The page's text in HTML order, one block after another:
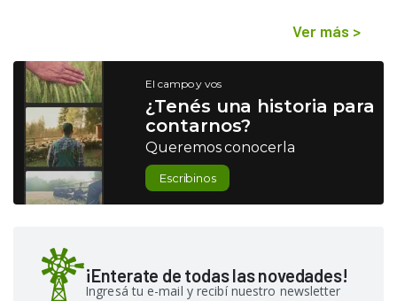
Ver más >
El campo y vos
¿Tenés una historia para
contarnos?
Queremos conocerla
Escribinos
¡Enterate de todas las novedades!
Ingresá tu e-mail y recibí nuestro newsletter